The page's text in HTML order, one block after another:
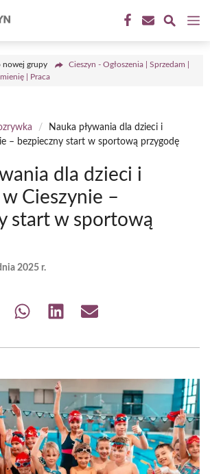
nowej grupy
Cieszyn - Ogłoszenia | Sprzedam |
| Praca
/
Nauka pływania dla dzieci i
– bezpieczny start w sportową przygodę
dla dzieci i
w Cieszynie –
start w sportową
2025 r.
Share Share Share